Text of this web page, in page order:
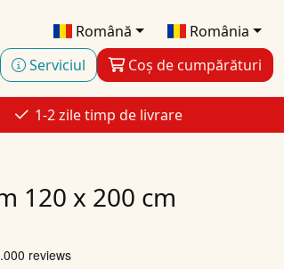
Română
România
Serviciul
Coș de cumpărături
1-2 zile timp de livrare
120 x 200 cm